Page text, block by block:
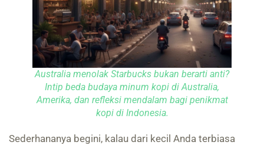
Australia menolak Starbucks bukan berarti anti?
Intip beda budaya minum kopi di Australia,
Amerika, dan refleksi mendalam bagi penikmat
kopi di Indonesia.
Sederhananya begini, kalau dari kecil Anda terbiasa